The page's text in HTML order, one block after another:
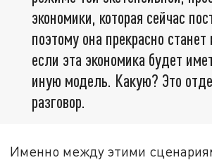
экономики, которая сейчас
поэтому она прекрасно
если эта экономика будет
иную модель. Какую? Это
разговор.
Именно между этими